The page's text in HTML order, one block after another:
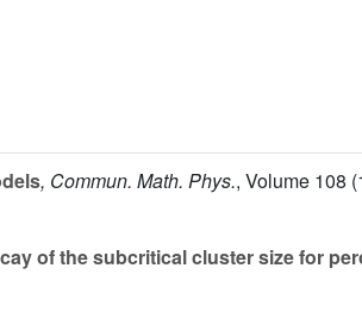
, Commun. Math. Phys., Volume 108
of the subcritical cluster size for